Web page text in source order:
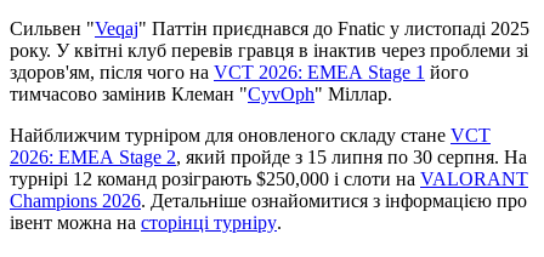
Сильвен "Veqaj" Паттін приєднався до Fnatic у листопаді 2025
року. У квітні клуб перевів гравця в інактив через проблеми зі
здоров'ям, після чого на VCT 2026: EMEA Stage 1 його
тимчасово замінив Клеман "CyvOph" Міллар.
Найближчим турніром для оновленого складу стане VCT
2026: EMEA Stage 2, який пройде з 15 липня по 30 серпня. На
турнірі 12 команд розіграють $250,000 і слоти на VALORANT
Champions 2026. Детальніше ознайомитися з інформацією про
івент можна на сторінці турніру.